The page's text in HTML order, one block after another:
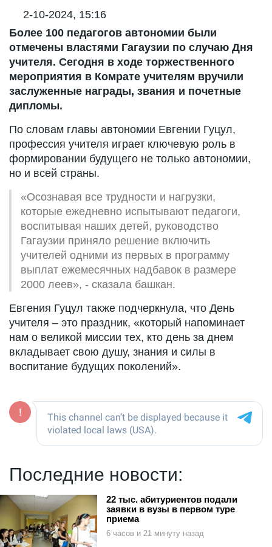
2-10-2024, 15:16
Более 100 педагогов автономии были
отмечены властями Гагаузии по случаю Дня
учителя. Сегодня в ходе торжественного
мероприятия в Комрате учителям вручили
заслуженные награды, звания и почетные
дипломы.
По словам главы автономии Евгении Гуцул,
профессия учителя играет ключевую роль в
формировании будущего не только автономии,
но и всей страны.
«Осознавая все трудности и нагрузки,
которые ежедневно испытывают педагоги,
воспитывая наших детей, руководство
Гагаузии приняло решение включить
учителей одними из первых в программу
выплат ежемесячных надбавок в размере
2000 леев», - сказала башкан.
Евгения Гуцул также подчеркнула, что День
учителя – это праздник, «который напоминает
нам о великой миссии тех, кто день за днем
вкладывает свою душу, знания и силы в
воспитание будущих поколений».
Последние новости:
22 тыс. абитуриентов подали
заявки в вузы в первом туре
приема
6 часов и 21 минуту назад